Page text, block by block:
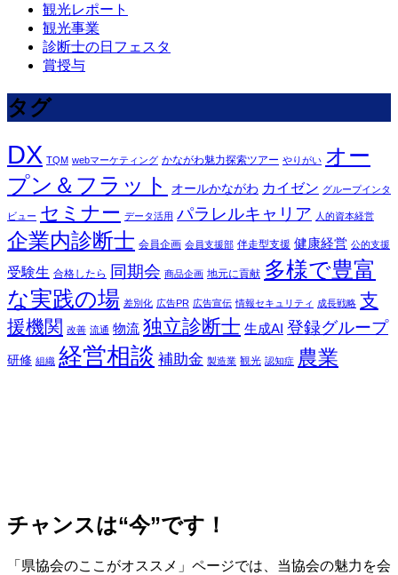
観光レポート
観光事業
診断士の日フェスタ
賞授与
タグ
DX TQM webマーケティング かながわ魅力探索ツアー やりがい オー
プン＆フラット
オールかながわ カイゼン グループインタ
ビュー セミナー データ活用 パラレルキャリア 人的資本経営
企業内診断士 会員企画 会員支援部 伴走型支援 健康経営 公的支援
受験生 合格したら 同期会 商品企画 地元に貢献 多様で豊富
な実践の場 差別化 広告PR 広告宣伝 情報セキュリティ 成長戦略 支
援機関 改善 流通 物流 独立診断士 生成AI 登録グループ
研修 組織 経営相談 補助金 製造業 観光 認知症 農業
チャンスは“今”です！
「県協会のここがオススメ」ページでは、当協会の魅力を会